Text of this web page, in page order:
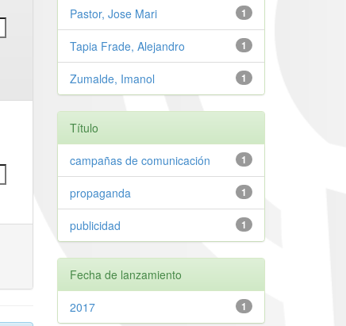
1
Pastor, Jose Mari
1
Tapia Frade, Alejandro
1
Zumalde, Imanol
Título
1
campañas de comunicación
1
propaganda
1
publicidad
Fecha de lanzamiento
1
2017